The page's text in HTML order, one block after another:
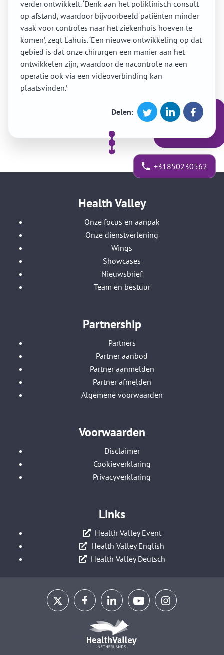
verder ontwikkelt. ‘Denk aan het poliklinisch consult
op afstand, waardoor bijvoorbeeld patiënten minder
vaak voor controles naar het ziekenhuis hoeven te
komen’, zegt Lahuis. ‘Een nieuwe ontwikkeling op dat
gebied is dat onze chirurgen een manier aan het
ontwikkelen zijn, waardoor de nacontrole na een
operatie ook via een videoverbinding kan
plaatsvinden.’
Delen:
+31850230562
Health Valley
Onze focus en aanpak
Onze dienstverlening
Wings
Showcases
Nieuwsbrief
Team en bestuur
Partnership
Partners
Partner aanbod
Partner aanmelden
Partner afmelden
Algemene voorwaarden
Voorwaarden
Disclaimer
Cookieverklaring
Privacyverklaring
Links
Health Valley Event
Health Valley English
Health Valley Deutsch